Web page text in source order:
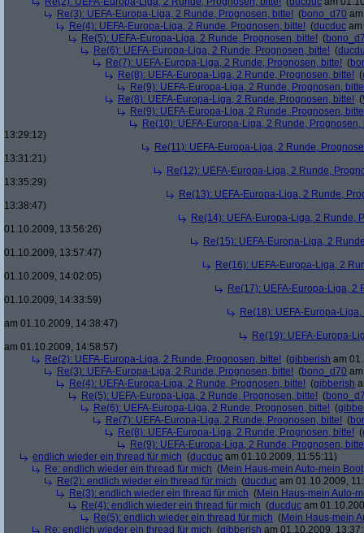
Re(3): UEFA-Europa-Liga, 2 Runde, Prognosen, bitte! (bono_d70
Re(4): UEFA-Europa-Liga, 2 Runde, Prognosen, bitte! (ducduc
Re(5): UEFA-Europa-Liga, 2 Runde, Prognosen, bitte! (
Re(6): UEFA-Europa-Liga, 2 Runde, Prognosen, bitte! (
Re(7): UEFA-Europa-Liga, 2 Runde, Prognosen, bitte! (
Re(8): UEFA-Europa-Liga, 2 Runde, Prognosen, bitte! (
Re(9): UEFA-Europa-Liga, 2 Runde, Prognosen,
Re(8): UEFA-Europa-Liga, 2 Runde, Prognosen, bitte! (
Re(9): UEFA-Europa-Liga, 2 Runde, Prognosen,
Re(10): UEFA-Europa-Liga, 2 Runde, Prognosen,
13:29:12)
Re(11): UEFA-Europa-Liga, 2 Runde,
13:31:21)
Re(12): UEFA-Europa-Liga, 2 Runde,
13:35:29)
Re(13): UEFA-Europa-Liga, 2 Runde,
13:38:47)
Re(14): UEFA-Europa-Liga, 2 Runde,
01.10.2009, 13:56:26)
Re(15): UEFA-Europa-Liga, 2
01.10.2009, 13:57:47)
Re(16): UEFA-Europa-Liga, 2
01.10.2009, 14:02:05)
Re(17): UEFA-Europa-Liga, 2
01.10.2009, 14:33:59)
Re(18): UEFA-Europa-
am 01.10.2009, 14:38:47)
Re(19): UEFA-Europa-
am 01.10.2009, 14:58:57)
Re(2): UEFA-Europa-Liga, 2 Runde, Prognosen, bitte! (gibberish am
Re(3): UEFA-Europa-Liga, 2 Runde, Prognosen, bitte! (bono_d70
Re(4): UEFA-Europa-Liga, 2 Runde, Prognosen, bitte! (gibberish
Re(5): UEFA-Europa-Liga, 2 Runde, Prognosen, bitte! (
Re(6): UEFA-Europa-Liga, 2 Runde, Prognosen, bitte! (
Re(7): UEFA-Europa-Liga, 2 Runde, Prognosen, bitte! (
Re(8): UEFA-Europa-Liga, 2 Runde, Prognosen, bitte! (
Re(9): UEFA-Europa-Liga, 2 Runde, Prognosen,
endlich wieder ein thread für mich (ducduc am 01.10.2009, 11:55:11)
Re: endlich wieder ein thread für mich (Mein Haus-mein Auto-mein Boot
Re(2): endlich wieder ein thread für mich (ducduc am 01.10.2009,
Re(3): endlich wieder ein thread für mich (Mein Haus-mein Auto-
Re(4): endlich wieder ein thread für mich (ducduc am
Re(5): endlich wieder ein thread für mich (Mein Haus-mein
Re: endlich wieder ein thread für mich (gibberish am 01.10.2009,